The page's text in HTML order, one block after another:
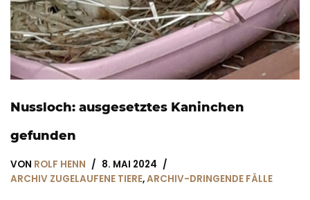
Nussloch: ausgesetztes Kaninchen
gefunden
VON ROLF HENN
8. MAI 2024
ARCHIV ZUGELAUFENE TIERE,ARCHIV-DRINGENDE FÄLLE